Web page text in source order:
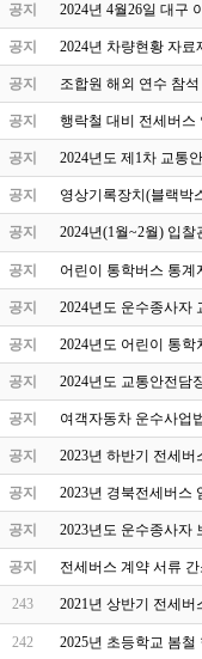
공지 2024년 4월26일 대구
공지 2024년 차량현황 자료
공지 조합원 해외 연수 참
공지 행락철 대비 전세버스
공지 2024년도 제1차 교통
공지 영상기록장치(블랙박
공지 2024년(1월~2월) 입
공지 어린이 통학버스 통계
공지 2024년도 운수종사자
공지 2024년도 어린이 통
공지 2024년도 교통안전담
공지 여객자동차 운수사업
공지 2023년 하반기 전세
공지 2023년 경북전세버스
공지 2023년도 운수종사자
공지 전세버스 계약 서류
243 2021년 상반기 전세
242 2025년 초등학교 봄